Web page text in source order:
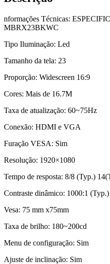
nformações Técnicas:
MBRX23BKWC
Tipo Iluminação: Led
Tamanho da tela: 23
Proporção: Widescreen 16:9
Cores: Mais de 16.7M
Taxa de atualização: 60~75Hz
Conexão: HDMI e VGA
Furação VESA: Sim
Resolução: 1920×1080
Tempo de resposta: 8/8 (Typ.)
Contraste dinâmico: 1000:1 (Typ.)
Vesa: 75 mm x75mm
Taxa de brilho: 180~200cd
Menu de configuração: Sim
Ajuste de inclinação: Sim